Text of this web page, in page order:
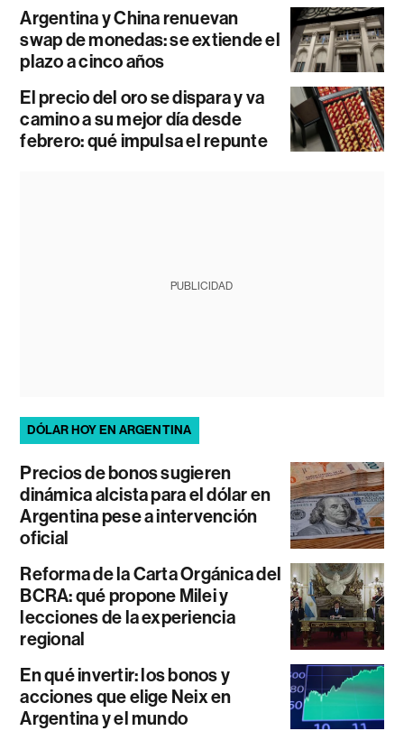
Argentina y China renuevan
swap de monedas: se extiende el
plazo a cinco años
El precio del oro se dispara y va
camino a su mejor día desde
febrero: qué impulsa el repunte
PUBLICIDAD
DÓLAR HOY EN ARGENTINA
Precios de bonos sugieren
dinámica alcista para el dólar en
Argentina pese a intervención
oficial
Reforma de la Carta Orgánica del
BCRA: qué propone Milei y
lecciones de la experiencia
regional
En qué invertir: los bonos y
acciones que elige Neix en
Argentina y el mundo